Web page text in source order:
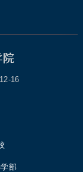
16
部